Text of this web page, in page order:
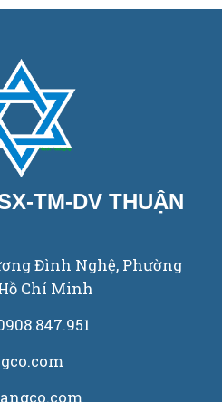
TM-DV THUẬN
Đình Nghệ, Phường
Chí Minh